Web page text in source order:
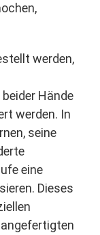
werden,
Hände
werden. In
seine
eine
Dieses